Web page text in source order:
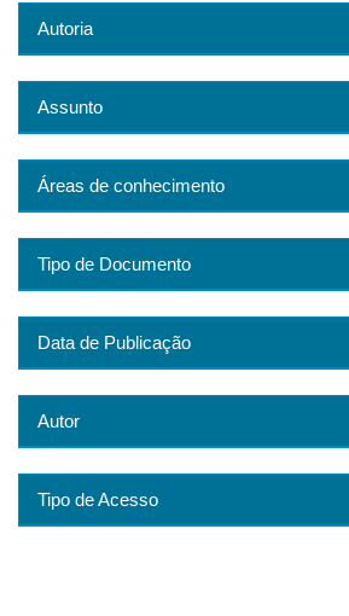
Autoria
Assunto
Áreas de conhecimento
Tipo de Documento
Data de Publicação
Autor
Tipo de Acesso